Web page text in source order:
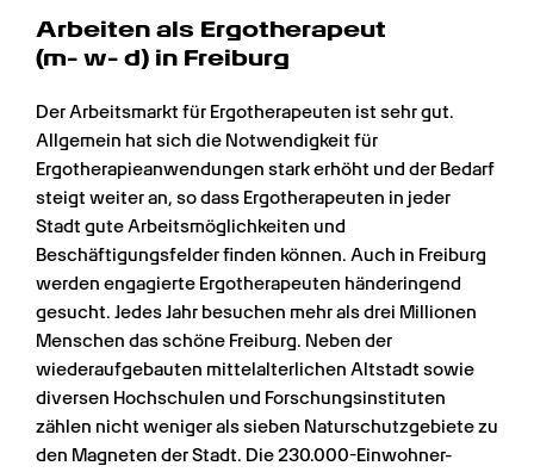
Arbeiten als Ergotherapeut
(m- w- d) in Freiburg
Der Arbeitsmarkt für Ergotherapeuten ist sehr gut.
Allgemein hat sich die Notwendigkeit für
Ergotherapieanwendungen stark erhöht und der Bedarf
steigt weiter an, so dass Ergotherapeuten in jeder
Stadt gute Arbeitsmöglichkeiten und
Beschäftigungsfelder finden können. Auch in Freiburg
werden engagierte Ergotherapeuten händeringend
gesucht. Jedes Jahr besuchen mehr als drei Millionen
Menschen das schöne Freiburg. Neben der
wiederaufgebauten mittelalterlichen Altstadt sowie
diversen Hochschulen und Forschungsinstituten
zählen nicht weniger als sieben Naturschutzgebiete zu
den Magneten der Stadt. Die 230.000-Einwohner-